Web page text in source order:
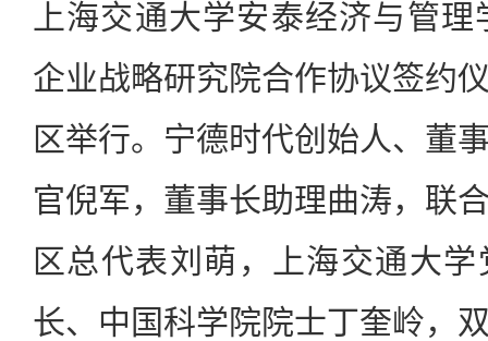
上海交通大学安泰经济与管
企业战略研究院合作协议签约
区举行。宁德时代创始人、董
官倪军，董事长助理曲涛，联
区总代表刘萌，上海交通大
长、中国科学院院士丁奎岭，